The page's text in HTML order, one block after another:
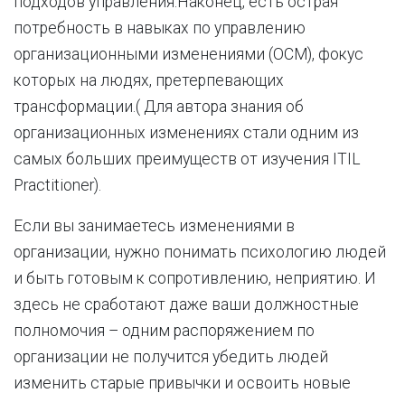
потребность в навыках по управлению
организационными изменениями (OCM), фокус
которых на людях, претерпевающих
трансформации.( Для автора знания об
организационных изменениях стали одним из
самых больших преимуществ от изучения ITIL
Practitioner).
Если вы занимаетесь изменениями в
организации, нужно понимать психологию людей
и быть готовым к сопротивлению, неприятию. И
здесь не сработают даже ваши должностные
полномочия – одним распоряжением по
организации не получится убедить людей
изменить старые привычки и освоить новые